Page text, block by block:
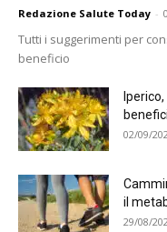
Redazione Salute Today -
Tutti i suggerimenti per
beneficio
02/09/
il
29/08/